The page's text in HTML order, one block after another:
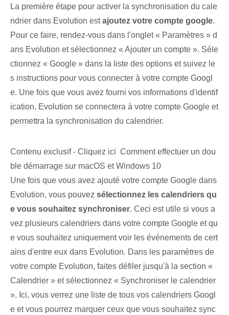
La première étape pour activer la synchronisation du cale
ndrier⁤ dans Evolution estajoutez votre compte google.
Pour ce faire, rendez-vous dans⁢ l'onglet « Paramètres » d
ans ⁤Evolution et sélectionnez « Ajouter un compte ». Séle
ctionnez « Google » dans la liste des options et suivez le
s instructions pour vous connecter à votre compte Googl
e. Une fois que vous avez fourni vos informations d'identif
ication, Evolution se connectera à votre compte Google et
permettra la synchronisation du calendrier.
Contenu exclusif - Cliquez ici Comment effectuer un dou
ble démarrage sur macOS et Windows 10
Une fois que vous avez ajouté votre compte Google dans
Evolution, vous pouvez sélectionnez les calendriers qu
e vous souhaitez synchroniser. Ceci est utile si vous a
vez plusieurs calendriers dans votre compte Google et qu
e vous souhaitez uniquement voir les événements de cert
ains d'entre eux dans Evolution. Dans les paramètres de
votre compte Evolution, faites défiler jusqu'à la section «
Calendrier » et sélectionnez « Synchroniser le calendrier
». Ici, vous verrez une liste de tous vos calendriers Googl
e et vous pourrez marquer ceux que vous souhaitez sync